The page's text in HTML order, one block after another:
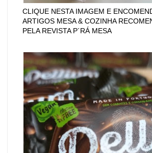
CLIQUE NESTA IMAGEM E
ARTIGOS MESA & COZINHA
PELA REVISTA P´RÁ MESA